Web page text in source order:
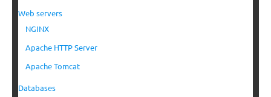
Web servers
NGINX
Apache HTTP Server
Apache Tomcat
Databases